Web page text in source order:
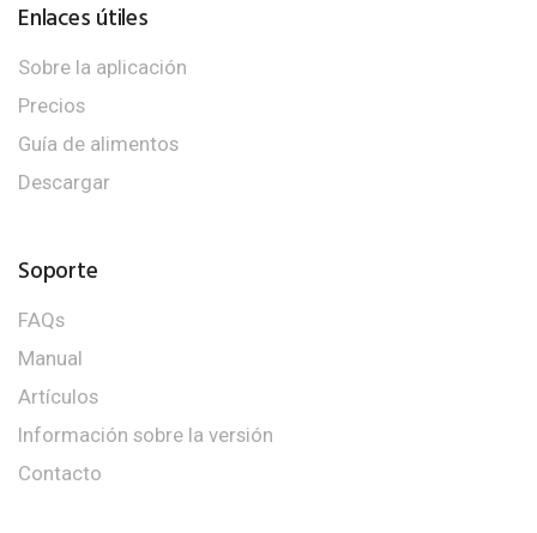
Enlaces útiles
Sobre la aplicación
Precios
Guía de alimentos
Descargar
Soporte
FAQs
Manual
Artículos
Información sobre la versión
Contacto